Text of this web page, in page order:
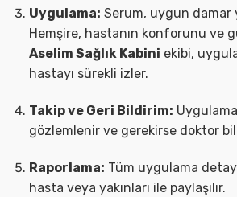
Uygulama: Serum, uygun damar
Hemşire, hastanın konforunu ve
Aselim Sağlık Kabini ekibi,
hastayı sürekli izler.
Takip ve Geri Bildirim:
gözlemlenir ve gerekirse doktor
Raporlama: Tüm uygulama
hasta veya yakınları ile paylaşılır.